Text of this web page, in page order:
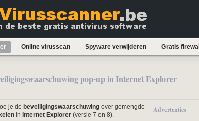
Online virusscan Spyware verwijderen Gratis firewall
pop-up in Internet Explorer
Advertenties
je de beveiligingswaarschuwing over gemengde
in Internet Explorer (versie 7 en 8).